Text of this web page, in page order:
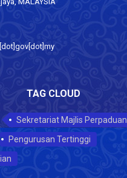
TAG CLOUD
Sekretariat Majlis Perpaduan
Pengurusan Tertinggi